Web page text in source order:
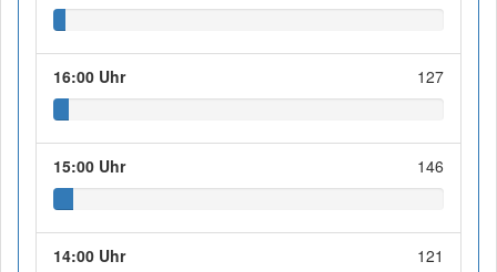
16:00 Uhr 127
15:00 Uhr 146
14:00 Uhr 121